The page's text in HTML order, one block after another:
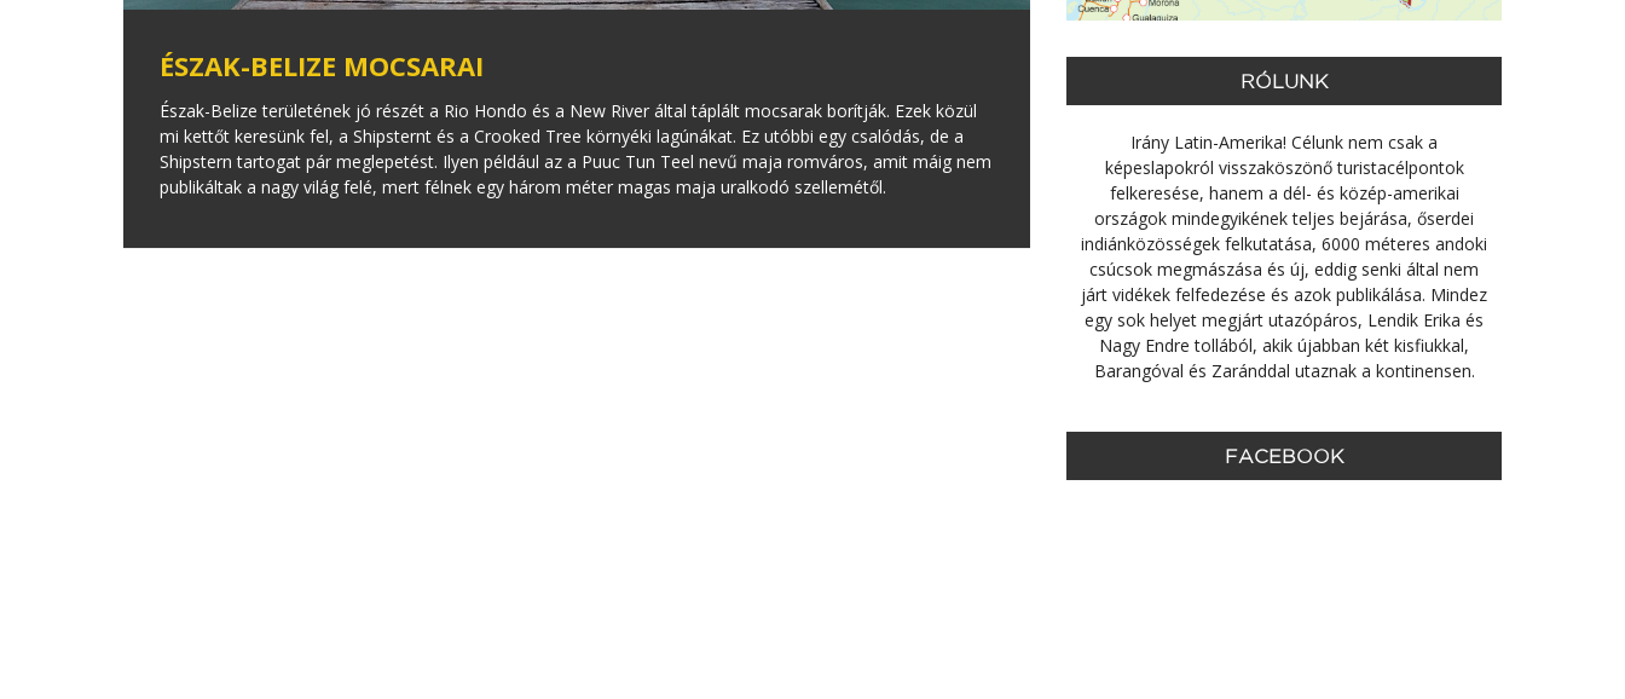
ÉSZAK-BELIZE MOCSARAI
Észak-Belize területének jó részét a Rio Hondo és a New River által táplált mocsarak borítják. Ezek közül
mi kettőt keresünk fel, a Shipsternt és a Crooked Tree környéki lagúnákat. Ez utóbbi egy csalódás, de a
Shipstern tartogat pár meglepetést. Ilyen például az a Puuc Tun Teel nevű maja romváros, amit máig nem
publikáltak a nagy világ felé, mert félnek egy három méter magas maja uralkodó szellemétől.
RÓLUNK
Irány Latin-Amerika! Célunk nem csak a
képeslapokról visszaköszönő turistacélpontok
felkeresése, hanem a dél- és közép-amerikai
országok mindegyikének teljes bejárása, őserdei
indiánközösségek felkutatása, 6000 méteres andoki
csúcsok megmászása és új, eddig senki által nem
járt vidékek felfedezése és azok publikálása. Mindez
egy sok helyet megjárt utazópáros, Lendik Erika és
Nagy Endre tollából, akik újabban két kisfiukkal,
Barangóval és Zaránddal utaznak a kontinensen.
FACEBOOK